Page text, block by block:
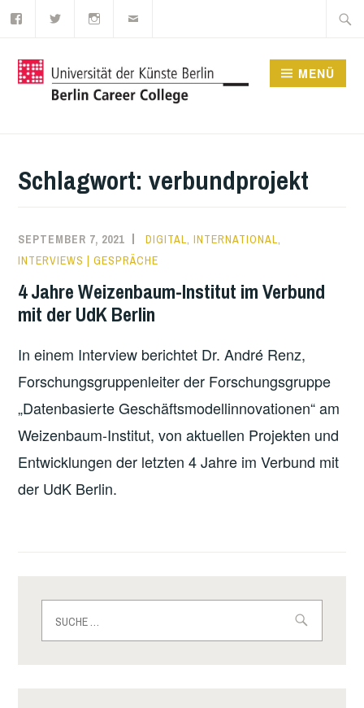
Zum
springen
Suche
COLLEGE
MENÜ
Schlagwort:verbundprojekt
SEPTEMBER 7, 2021 DIGITAL,INTERNATIONAL,
INTERVIEWS | GESPRÄCHE
4 Jahre Weizenbaum-Institut im Verbund
mit der UdK Berlin
In einem Interview berichtet Dr. André Renz,
Forschungsgruppenleiter der Forschungsgruppe
„Datenbasierte Geschäftsmodellinnovationen“ am
Weizenbaum-Institut, von aktuellen Projekten und
Entwicklungen der letzten 4 Jahre im Verbund mit
der UdK Berlin.
nach: